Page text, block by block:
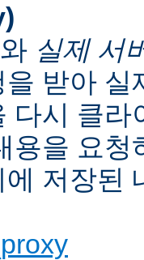
실제 서
받아
다시 클
용을 요
저장된